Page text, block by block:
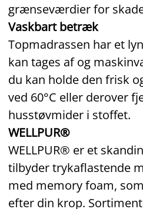
grænseværdier for
Vaskbart betræk
Topmadrassen har et
kan tages af og
du kan holde den frisk
ved 60°C eller derover
husstøvmider i stoffet.
WELLPUR®
WELLPUR® er et
tilbyder trykaflastende
med memory foam,
efter din krop.